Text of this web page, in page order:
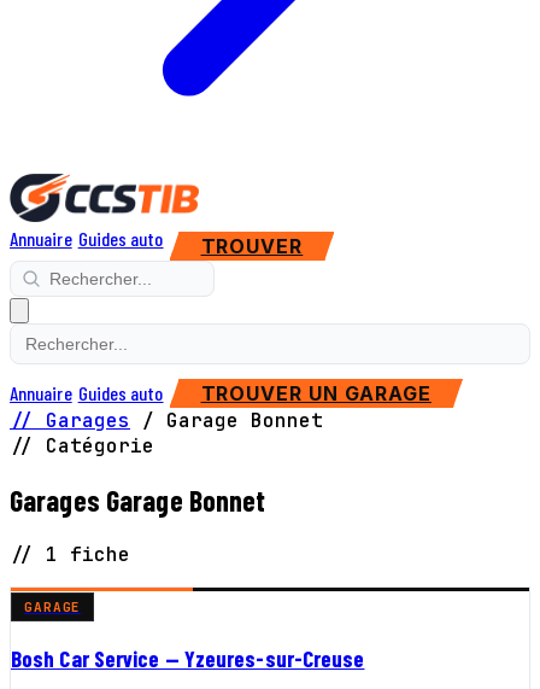
Annuaire Guides auto TROUVER
Annuaire Guides auto TROUVER UN GARAGE
// Garages / Garage Bonnet
// Catégorie
Garages Garage Bonnet
// 1 fiche
GARAGE
Bosh Car Service — Yzeures-sur-Creuse